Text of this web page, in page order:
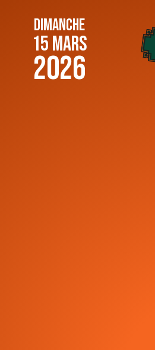
DIMANCHE
15 MARS
2026